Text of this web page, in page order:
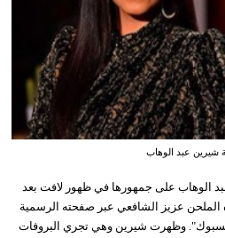
شيرين عبد الوهاب
الوهاب على جمهورها في ظهور لافت بعد
عزيز الشافعي عبر صفحته الرسمية
وظهرت شيرين وهي تجري البروفات